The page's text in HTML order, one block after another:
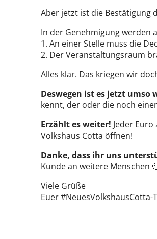
Aber jetzt ist die Bestätigung
In der Genehmigung werden
1. An einer Stelle muss die
2. Der Veranstaltungsraum
Alles klar. Das kriegen wir
Deswegen ist es jetzt
kennt, der oder die noch
Erzählt es weiter! Jeder
Volkshaus Cotta öffnen!
Danke, dass ihr uns
Kunde an weitere Menschen
Viele Grüße
Euer #NeuesVolkshausCotta-